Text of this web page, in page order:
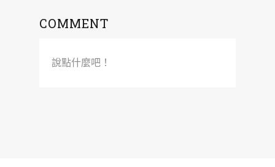
COMMENT
說點什麼吧！